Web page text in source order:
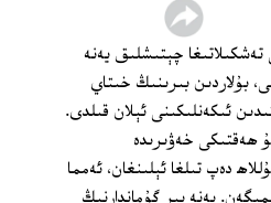
چېتىشلىق يەنە
بۇلاردىن بىرىنىڭ خىتاي
ئىكەنلىكىنى ئېلان قىلدى.
ھەقتىكى خەۋىرىدە
دەپ تىلغا ئېلىنغان، ئەمما